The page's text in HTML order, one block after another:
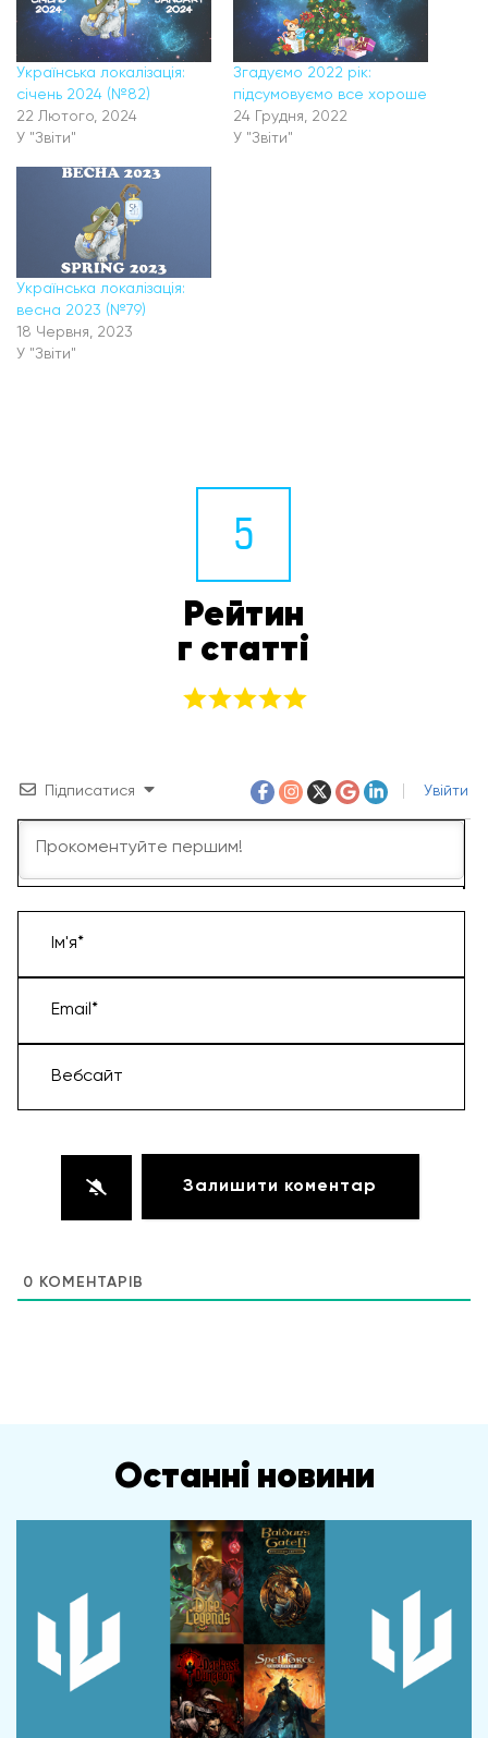
Українська локалізація:
січень 2024 (№82)
22 Лютого, 2024
У "Звіти"
Згадуємо 2022 рік:
підсумовуємо все хороше
24 Грудня, 2022
У "Звіти"
Українська локалізація:
весна 2023 (№79)
18 Червня, 2023
У "Звіти"
5
Рейтин
г статті
Підписатися Увійти
Ім'я*
Email*
Вебсайт
0 КОМЕНТАРІВ
Останні новини